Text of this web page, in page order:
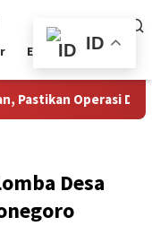
Ekbis Nasional
Operasi Darat dan
Desa
ID